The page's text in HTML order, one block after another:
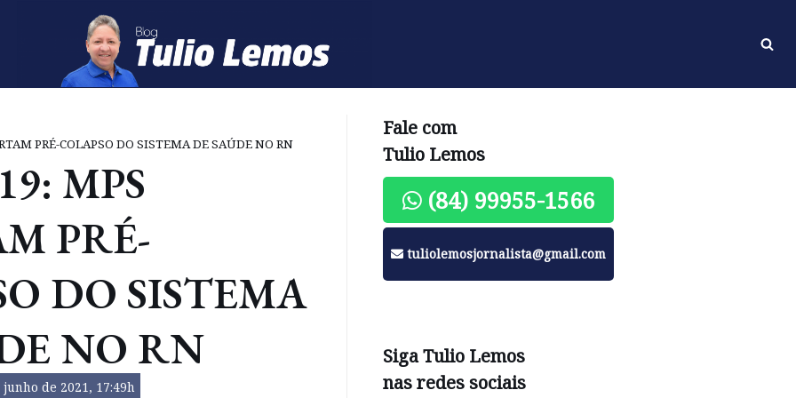
PRÉ-COLAPSO DO SISTEMA DE SAÚDE NO RN
MPS
PRÉ-
DO SISTEMA
NO RN
junho de 2021, 17:49h
Fale com
Tulio Lemos
(84) 99955-1566
tuliolemosjornalista@gmail.com
Siga Tulio Lemos
nas redes sociais